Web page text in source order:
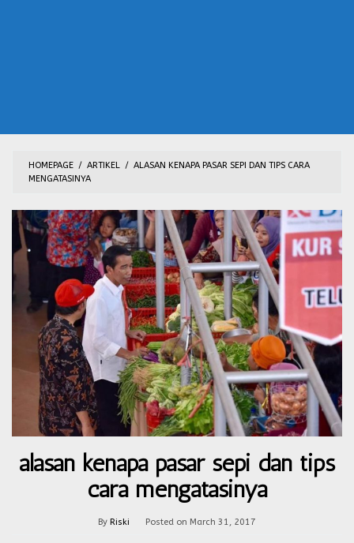
HOMEPAGE / ARTIKEL / ALASAN KENAPA PASAR SEPI DAN TIPS CARA
MENGATASINYA
alasan kenapa pasar sepi dan tips
cara mengatasinya
By Riski Posted on March 31, 2017